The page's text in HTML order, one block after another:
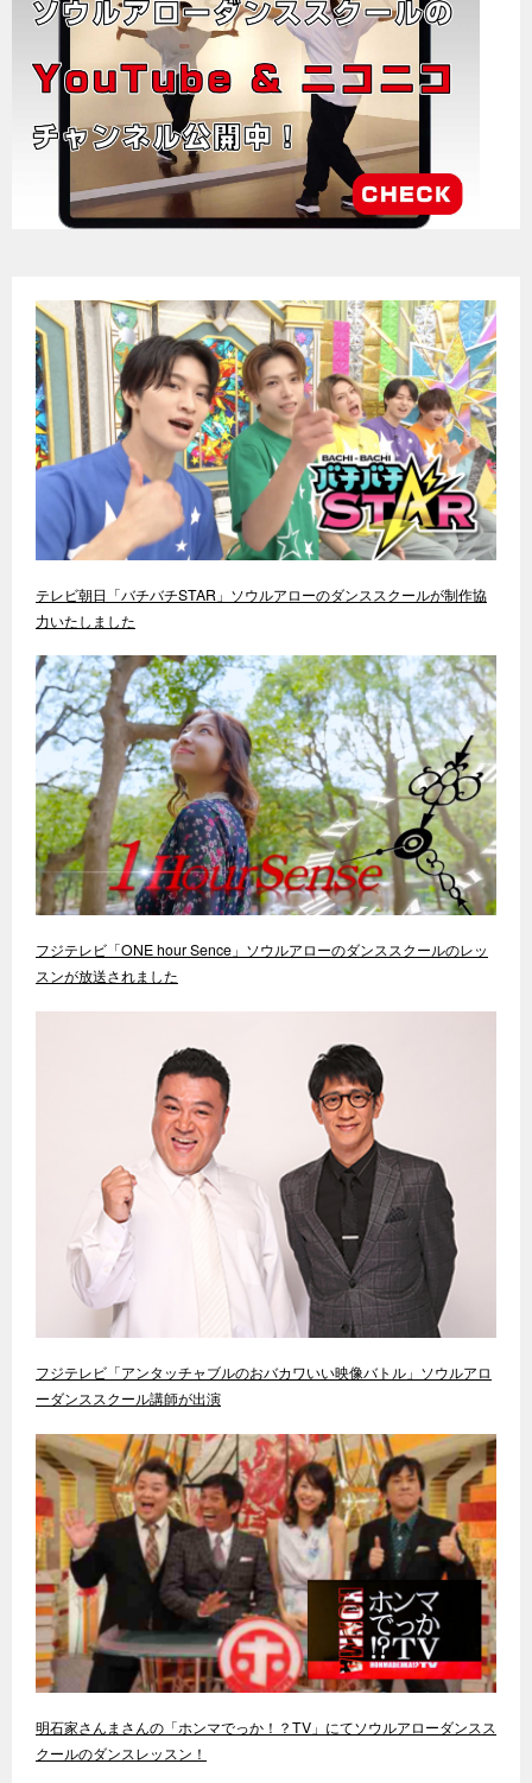
テレビ朝日「バチバチSTAR」ソウルアローのダンススクールが制作協
力いたしました
フジテレビ「ONE hour Sence」ソウルアローのダンススクールのレッ
スンが放送されました
フジテレビ「アンタッチャブルのおバカワいい映像バトル」ソウルアロ
ーダンススクール講師が出演
明石家さんまさんの「ホンマでっか！？TV」にてソウルアローダンスス
クールのダンスレッスン！